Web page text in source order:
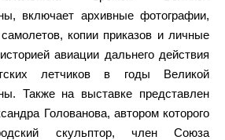
включает архивные фотографии,
копии приказов и личные
авиации дальнего действия
летчиков в годы Великой
Также на выставке представлен
Голованова, автором которого
скульптор, член Союза